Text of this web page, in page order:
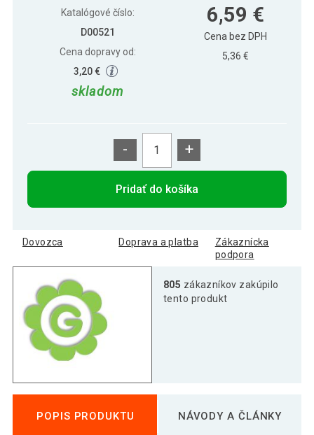
Katalógové číslo:
D00521
Cena dopravy od:
3,20 €
skladom
6,59 €
Cena bez DPH
5,36 €
- +
Pridať do košíka
Dovozca Doprava a platba
Zákaznícka
podpora
805 zákazníkov zakúpilo
tento produkt
POPIS PRODUKTU NÁVODY A ČLÁNKY